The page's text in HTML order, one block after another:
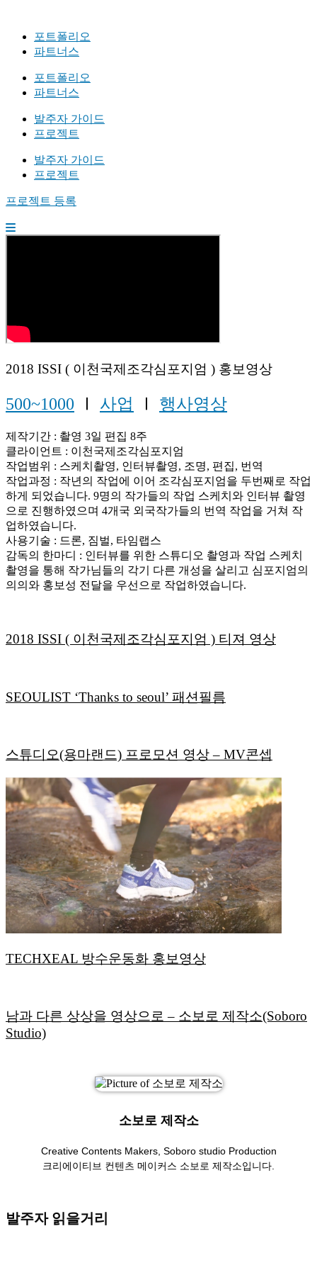
포트폴리오
파트너스
포트폴리오
파트너스
발주자 가이드
프로젝트
발주자 가이드
프로젝트
프로젝트 등록
2018 ISSI ( 이천국제조각심포지엄 ) 홍보영상
500~1000 Ⅰ 사업 Ⅰ 행사영상
제작기간 : 촬영 3일 편집 8주
클라이언트 : 이천국제조각심포지엄
작업범위 : 스케치촬영, 인터뷰촬영, 조명, 편집, 번역
작업과정 : 작년의 작업에 이어 조각심포지엄을 두번째로 작업
하게 되었습니다. 9명의 작가들의 작업 스케치와 인터뷰 촬영
으로 진행하였으며 4개국 외국작가들의 번역 작업을 거쳐 작
업하였습니다.
사용기술 : 드론, 짐벌, 타임랩스
감독의 한마디 : 인터뷰를 위한 스튜디오 촬영과 작업 스케치
촬영을 통해 작가님들의 각기 다른 개성을 살리고 심포지엄의
의의와 홍보성 전달을 우선으로 작업하였습니다.
2018 ISSI ( 이천국제조각심포지엄 ) 티져 영상
SEOULIST ‘Thanks to seoul’ 패션필름
스튜디오(용마랜드) 프로모션 영상 – MV콘셉
TECHXEAL 방수운동화 홍보영상
남과 다른 상상을 영상으로 – 소보로 제작소(Soboro
Studio)
소보로 제작소
Creative Contents Makers, Soboro studio Production
크리에이티브 컨텐츠 메이커스 소보로 제작소입니다.
발주자 읽을거리